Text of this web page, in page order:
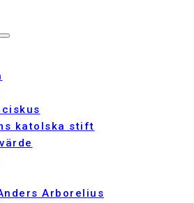
katolska stift
Arborelius